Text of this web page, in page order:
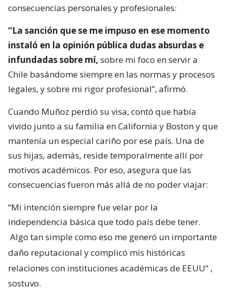
consecuencias personales y profesionales:
“La sanción que se me impuso en ese momento
instaló en la opinión pública dudas absurdas e
infundadas sobre mí, sobre mi foco en servir a
Chile basándome siempre en las normas y procesos
legales, y sobre mi rigor profesional”, afirmó.
Cuando Muñoz perdió su visa, contó que había
vivido junto a su familia en California y Boston y que
mantenía un especial cariño por ese país. Una de
sus hijas, además, reside temporalmente allí por
motivos académicos. Por eso, asegura que las
consecuencias fueron más allá de no poder viajar:
“Mi intención siempre fue velar por la
independencia básica que todo país debe tener.
Algo tan simple como eso me generó un importante
daño reputacional y complicó mis históricas
relaciones con instituciones académicas de EEUU” ,
sostuvo.